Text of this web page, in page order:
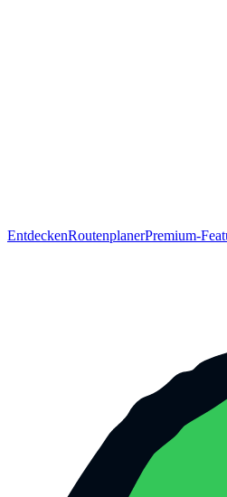
EntdeckenRoutenplanerPremium-